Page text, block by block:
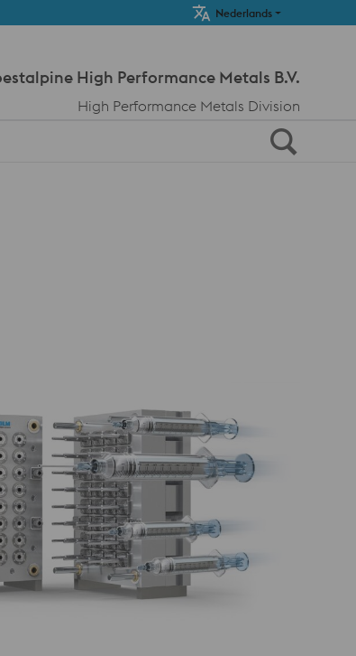
Nederlands
High Performance Metals B.V.
High Performance Metals Division